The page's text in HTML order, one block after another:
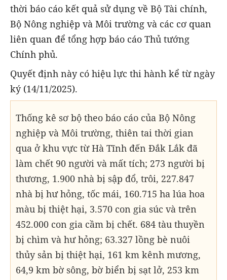
thời báo cáo kết quả sử dụng về Bộ Tài chính,
Bộ Nông nghiệp và Môi trường và các cơ quan
liên quan để tổng hợp báo cáo Thủ tướng
Chính phủ.
Quyết định này có hiệu lực thi hành kể từ ngày
ký (14/11/2025).
Thống kê sơ bộ theo báo cáo của Bộ Nông
nghiệp và Môi trường, thiên tai thời gian
qua ở khu vực từ Hà Tĩnh đến Đắk Lắk đã
làm chết 90 người và mất tích; 273 người bị
thương, 1.900 nhà bị sập đổ, trôi, 227.847
nhà bị hư hỏng, tốc mái, 160.715 ha lúa hoa
màu bị thiệt hại, 3.570 con gia súc và trên
452.000 con gia cầm bị chết. 684 tàu thuyền
bị chìm và hư hỏng; 63.327 lồng bè nuôi
thủy sản bị thiệt hại, 161 km kênh mương,
64,9 km bờ sông, bờ biển bị sạt lở, 253 km